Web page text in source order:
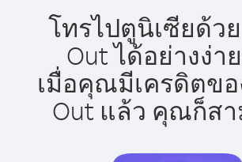
โทรไปตูนิเซียด้ว
Out ได้อย่างง่า
เมื่อคุณมีเครดิตขอ
Out แล้ว คุณก็สา